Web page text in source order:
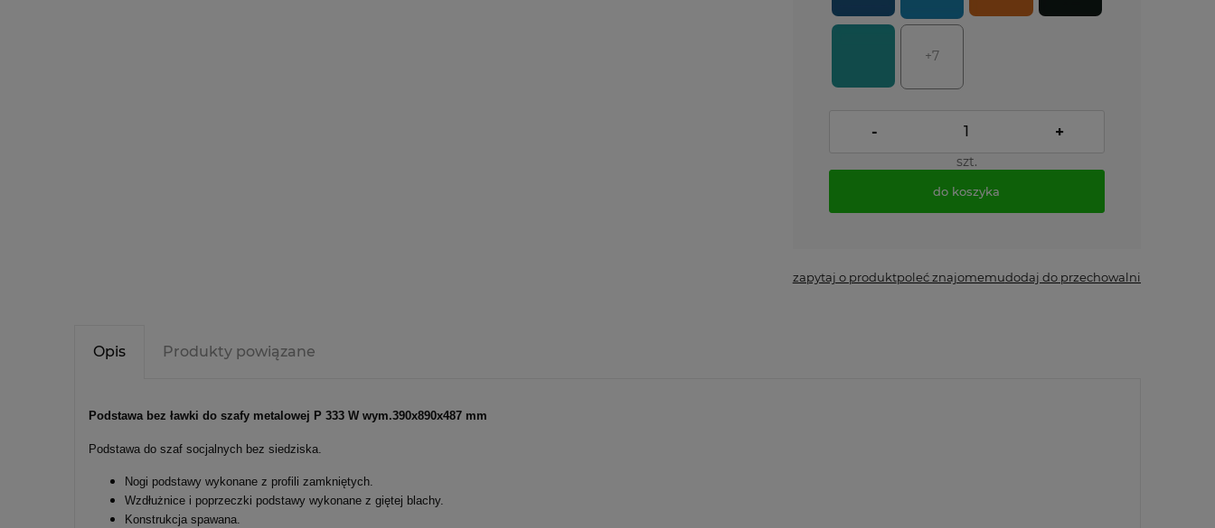
+7
- +
szt.
do koszyka
zapytaj o produktpoleć znajomemudodaj do przechowalni
Opis Produkty powiązane
Podstawa bez ławki do szafy metalowej P 333 W wym.390x890x487 mm
Podstawa do szaf socjalnych bez siedziska.
Nogi podstawy wykonane z profili zamkniętych.
Wzdłużnice i poprzeczki podstawy wykonane z giętej blachy.
Konstrukcja spawana.